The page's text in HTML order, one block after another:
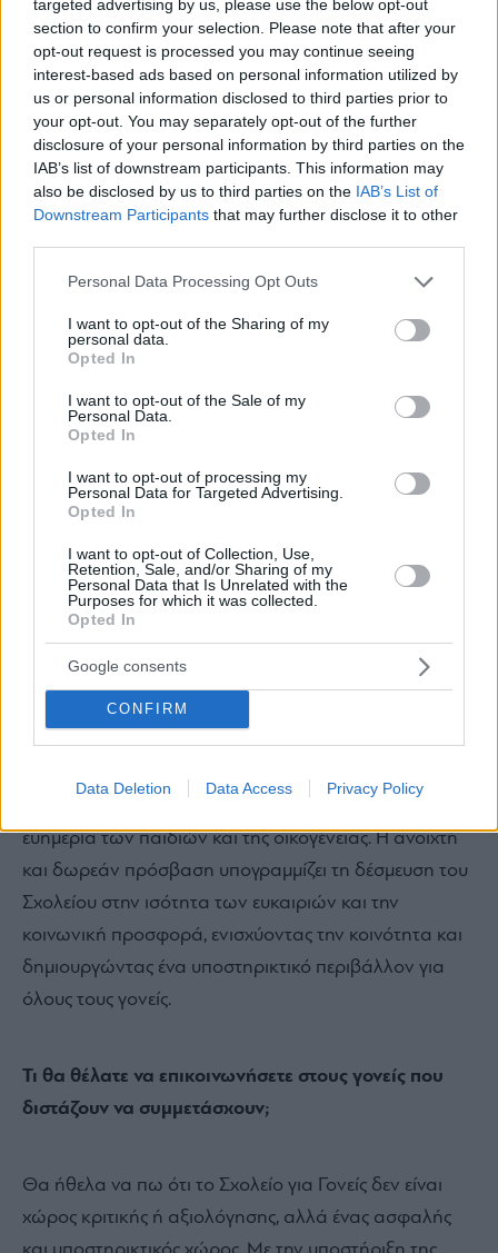
targeted advertising by us, please use the below opt-out
section to confirm your selection. Please note that after your
opt-out request is processed you may continue seeing
interest-based ads based on personal information utilized by
us or personal information disclosed to third parties prior to
your opt-out. You may separately opt-out of the further
disclosure of your personal information by third parties on the
IAB’s list of downstream participants. This information may
also be disclosed by us to third parties on the IAB’s List of
Downstream Participants that may further disclose it to other
Please note that this website/app uses one or more Google
not limited to your visit or usage behaviour. You may click to
grant or deny consent to Google and its third-party tags to
use your data for below specified purposes in below Google
consent section.
Personal Data Processing Opt Outs
I want to opt-out of the Sharing of my
personal data.
Opted In
I want to opt-out of the Sale of my
Personal Data.
Opted In
I want to opt-out of processing my
Personal Data for Targeted Advertising.
Opted In
I want to opt-out of Collection, Use,
Retention, Sale, and/or Sharing of my
Personal Data that Is Unrelated with the
Purposes for which it was collected.
Opted In
Google consents
CONFIRM
Data Deletion Data Access Privacy Policy
Ανοιχτή επικοινωνία: οι γονείς παραμένουν
διαθέσιμοι για να ακούσουν, χωρίς να επικρίνουν ή να
απορρίπτουν.
Αμοιβαίο σεβασμό: Παρά τις αντιπαραθέσεις, οι
γονείς και οι έφηβοι αναγνωρίζουν τα όρια και τις
ανάγκες του άλλου.
Ευελιξία: Οι γονείς δείχνουν ικανότητα
επιμένουν σε αυστηρές επιβολές.
ασφαλής να ζητήσει βοήθεια ή καθοδήγηση σε
δύσκολες στιγμές, παρά τις αντιφάσεις στην
καθημερινότητα.
Τι μήνυμα θέλουν να στείλουν τα Εκπαιδευτήρια Γ.
Ζώη προσφέροντας το Σχολείο για Γονείς ΔΩΡΕΑΝ
και με ανοιχτή πρόσβαση;
Τα Εκπαιδευτήρια Γ. Ζώη, προσφέροντας το Σχολείο
για Γονείς δωρεάν και με ανοιχτή πρόσβαση, θέλουν
να στείλουν το μήνυμα ότι η γονική εκπαίδευση και
ευημερία των παιδιών και της οικογένειας. Η ανοιχτή
και δωρεάν πρόσβαση υπογραμμίζει τη δέσμευση του
Σχολείου στην ισότητα των ευκαιριών και την
κοινωνική προσφορά, ενισχύοντας την κοινότητα και
δημιουργώντας ένα υποστηρικτικό περιβάλλον για
όλους τους γονείς.
Τι θα θέλατε να επικοινωνήσετε στους γονείς που
διστάζουν να συμμετάσχουν;
Θα ήθελα να πω ότι το Σχολείο για Γονείς δεν είναι
χώρος κριτικής ή αξιολόγησης, αλλά ένας ασφαλής